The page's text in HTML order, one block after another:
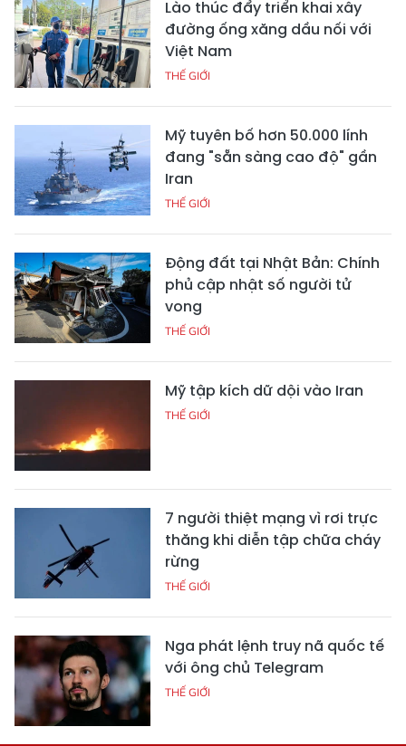
Lào thúc đẩy triển khai xây
đường ống xăng dầu nối với
Việt Nam
THẾ GIỚI
Mỹ tuyên bố hơn 50.000 lính
đang "sẵn sàng cao độ" gần
Iran
THẾ GIỚI
Động đất tại Nhật Bản: Chính
phủ cập nhật số người tử
vong
THẾ GIỚI
Mỹ tập kích dữ dội vào Iran
THẾ GIỚI
7 người thiệt mạng vì rơi trực
thăng khi diễn tập chữa cháy
rừng
THẾ GIỚI
Nga phát lệnh truy nã quốc tế
với ông chủ Telegram
THẾ GIỚI